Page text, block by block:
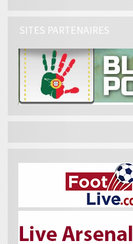
SITES PARTENAIRES